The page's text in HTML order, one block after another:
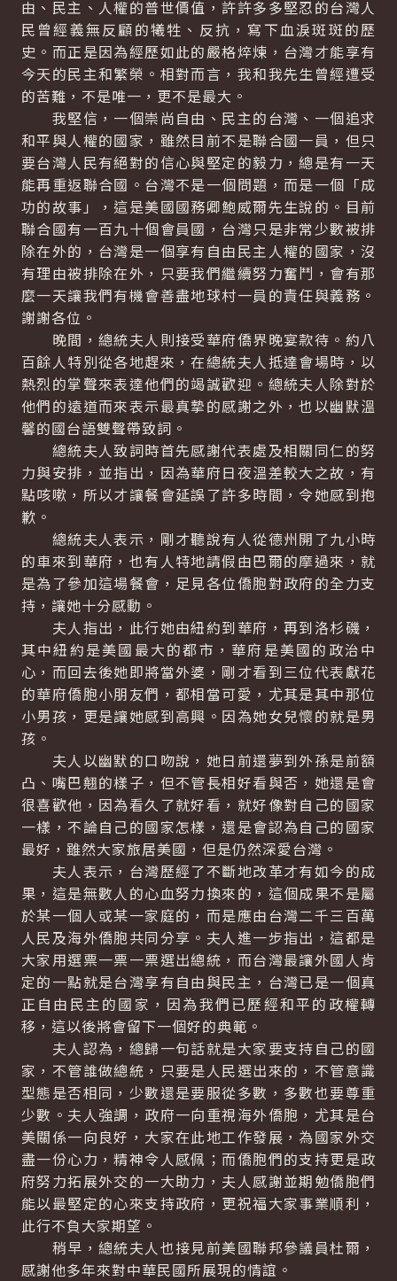
由、民主、人權的普世價值，許許多多堅忍的台灣人
民曾經義無反顧的犧牲、反抗，寫下血淚斑斑的歷
史。而正是因為經歷如此的嚴格焠煉，台灣才能享有
今天的民主和繁榮。相對而言，我和我先生曾經遭受
的苦難，不是唯一，更不是最大。
我堅信，一個崇尚自由、民主的台灣、一個追求
和平與人權的國家，雖然目前不是聯合國一員，但只
要台灣人民有絕對的信心與堅定的毅力，總是有一天
能再重返聯合國。台灣不是一個問題，而是一個「成
功的故事」，這是美國國務卿鮑威爾先生說的。目前
聯合國有一百九十個會員國，台灣只是非常少數被排
除在外的，台灣是一個享有自由民主人權的國家，沒
有理由被排除在外，只要我們繼續努力奮鬥，會有那
麼一天讓我們有機會善盡地球村一員的責任與義務。
謝謝各位。
晚間，總統夫人則接受華府僑界晚宴款待。約八
百餘人特別從各地趕來，在總統夫人抵達會場時，以
熱烈的掌聲來表達他們的竭誠歡迎。總統夫人除對於
他們的遠道而來表示最真摯的感謝之外，也以幽默溫
馨的國台語雙聲帶致詞。
總統夫人致詞時首先感謝代表處及相關同仁的努
力與安排，並指出，因為華府日夜溫差較大之故，有
點咳嗽，所以才讓餐會延誤了許多時間，令她感到抱
歉。
總統夫人表示，剛才聽說有人從德州開了九小時
的車來到華府，也有人特地請假由巴爾的摩過來，就
是為了參加這場餐會，足見各位僑胞對政府的全力支
持，讓她十分感動。
夫人指出，此行她由紐約到華府，再到洛杉磯，
其中紐約是美國最大的都市，華府是美國的政治中
心，而回去後她即將當外婆，剛才看到三位代表獻花
的華府僑胞小朋友們，都相當可愛，尤其是其中那位
小男孩，更是讓她感到高興。因為她女兒懷的就是男
孩。
夫人以幽默的口吻說，她日前還夢到外孫是前額
凸、嘴巴翹的樣子，但不管長相好看與否，她還是會
很喜歡他，因為看久了就好看，就好像對自己的國家
一樣，不論自己的國家怎樣，還是會認為自己的國家
最好，雖然大家旅居美國，但是仍然深愛台灣。
夫人表示，台灣歷經了不斷地改革才有如今的成
果，這是無數人的心血努力換來的，這個成果不是屬
於某一個人或某一家庭的，而是應由台灣二千三百萬
人民及海外僑胞共同分享。夫人進一步指出，這都是
大家用選票一票一票選出總統，而台灣最讓外國人肯
定的一點就是台灣享有自由與民主，台灣已是一個真
正自由民主的國家，因為我們已歷經和平的政權轉
移，這以後將會留下一個好的典範。
夫人認為，總歸一句話就是大家要支持自己的國
家，不管誰做總統，只要是人民選出來的，不管意識
型態是否相同，少數還是要服從多數，多數也要尊重
少數。夫人強調，政府一向重視海外僑胞，尤其是台
美關係一向良好，大家在此地工作發展，為國家外交
盡一份心力，精神令人感佩；而僑胞們的支持更是政
府努力拓展外交的一大助力，夫人感謝並期勉僑胞們
能以最堅定的心來支持政府，更祝福大家事業順利，
此行不負大家期望。
稍早，總統夫人也接見前美國聯邦參議員杜爾，
感謝他多年來對中華民國所展現的情誼。